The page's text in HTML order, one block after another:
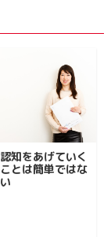
認知をあげていく
ことは簡単ではな
い